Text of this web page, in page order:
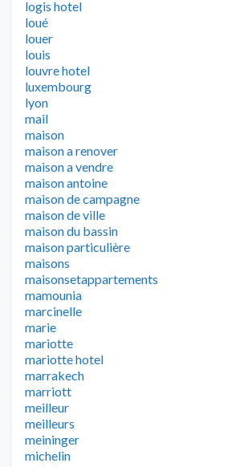
logis hotel
loué
louer
louis
louvre hotel
luxembourg
lyon
mail
maison
maison a renover
maison a vendre
maison antoine
maison de campagne
maison de ville
maison du bassin
maison particulière
maisons
maisonsetappartements
mamounia
marcinelle
marie
mariotte
mariotte hotel
marrakech
marriott
meilleur
meilleurs
meininger
michelin